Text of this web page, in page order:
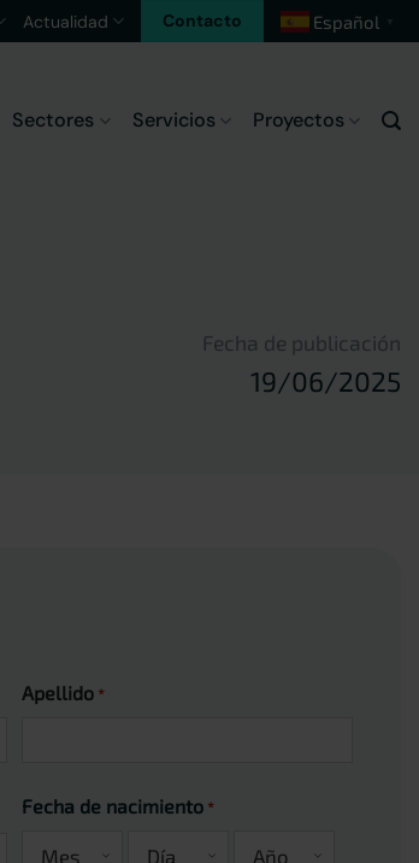
Actualidad Contacto Español ▼
Sectores Servicios Proyectos
Fecha de publicación
19/06/2025
Apellido *
Fecha de nacimiento *